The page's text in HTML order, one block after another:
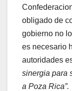
obligado de
gobierno no
es necesario
autoridades
sinergia para
a Poza Rica”.